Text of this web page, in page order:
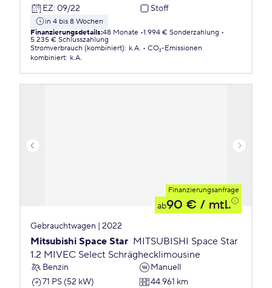
EZ: 09/22 Stoff
in 4 bis 8 Wochen
Finanzierungsdetails:48 Monate 1.994 € Sonderzahlung
5.235 € Schlusszahlung
Stromverbrauch (kombiniert): k.A.
CO₂-Emissionen
kombiniert: k.A.
Finanzierungsanfrage
ab90 € / mtl.
Gebrauchtwagen | 2022
Mitsubishi Space Star MITSUBISHI Space Star
1.2 MIVEC Select Schräghecklimousine
Benzin
Manuell
71 PS (52 kW)
44.961 km